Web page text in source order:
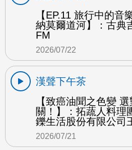
【EP.11 旅行中的音
納莫爾道河】：古典
FM
2026/07/22
漢聲下午茶
【致癌油聞之色變
關！】：拓蔬人料理
鑠生活股份有限公司
2026/07/21